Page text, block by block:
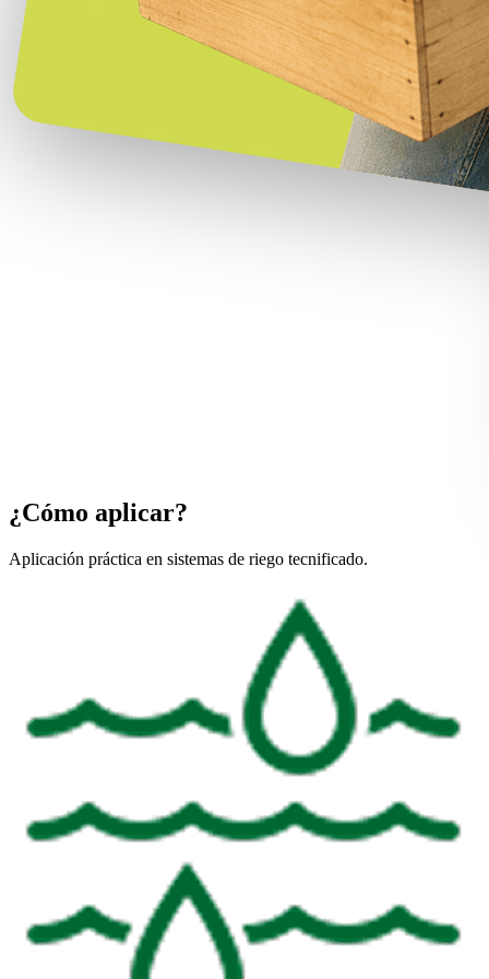
¿Cómo aplicar?
Aplicación práctica en sistemas de riego tecnificado.